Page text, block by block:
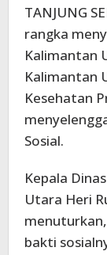
TANJUNG
rangka
Kalimantan
Kalimantan
Kesehatan
Sosial.
Kepala
Utara Heri
bakti